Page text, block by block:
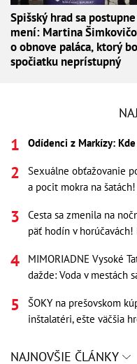
Spišský hrad sa postupne
mení: Martina
o obnove paláca, ktorý
spočiatku neprístupný
Odídenci z Markízy:
Sexuálne obťažovanie
a pocit mokra na
Cesta sa zmenila na
päť hodín v
MIMORIADNE Vysoké
dažde: Voda v mestách
ŠOKY na prešovskom
inštalatéri, ešte väčšia
NAJNOVŠIE ČLÁNKY